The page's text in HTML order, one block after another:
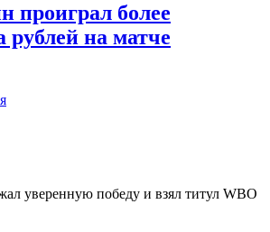
проиграл более
рублей на матче
уверенную победу и взял титул WBO